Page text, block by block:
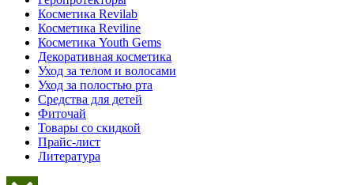
Косметика Revilab
Косметика Reviline
Косметика Youth Gems
Декоративная косметика
Уход за телом и волосами
Уход за полостью рта
Средства для детей
Фиточай
Товары со скидкой
Прайс-лист
Литература